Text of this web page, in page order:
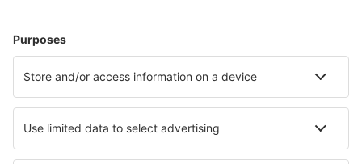
Unterkunft in Palavas-les-Flots Unterkunft in Fleury
Die besten Unterkünfte - Städte
Unterkunft in Aarwangen Unterkunft in Dikoryfo